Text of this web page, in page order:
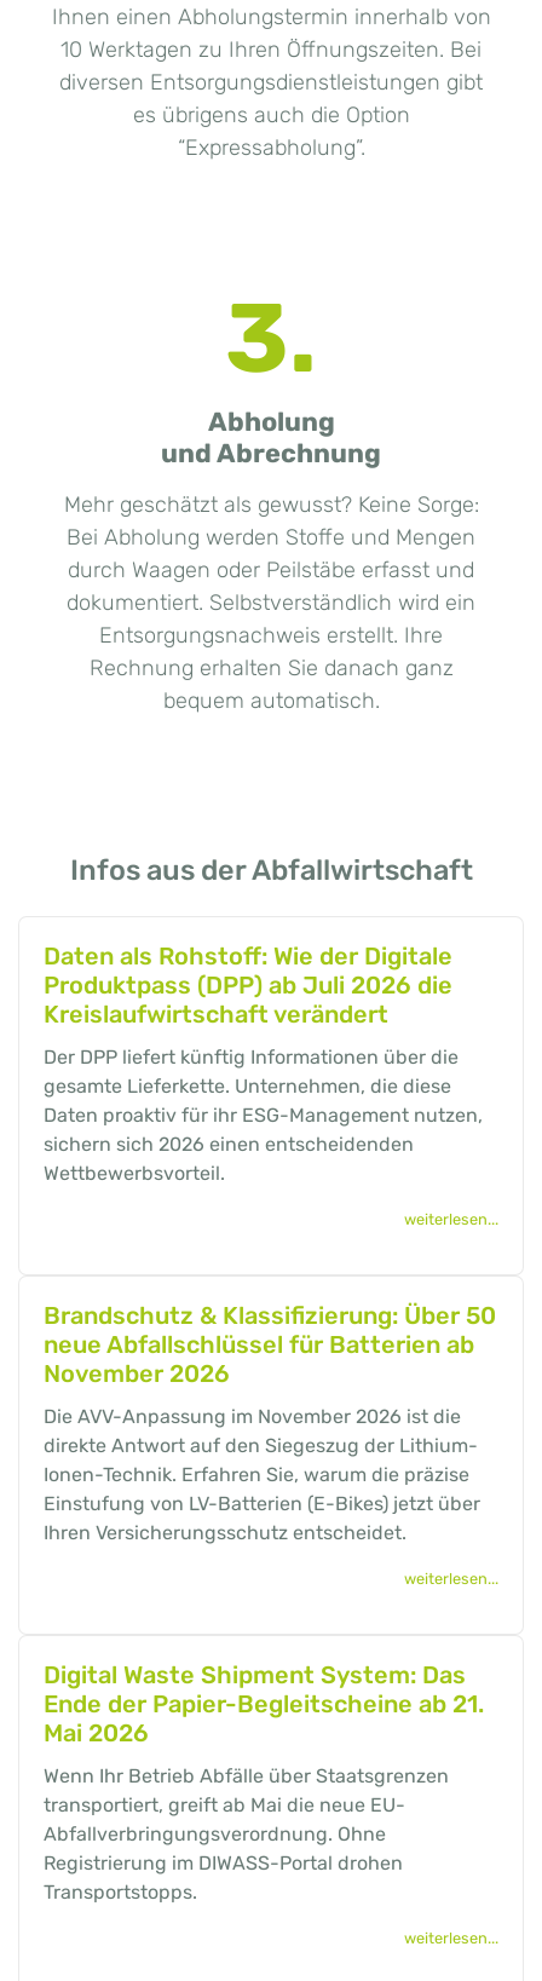
Ihnen einen Abholungstermin innerhalb von
10 Werktagen zu Ihren Öffnungszeiten. Bei
diversen Entsorgungsdienstleistungen gibt
es übrigens auch die Option
“Expressabholung”.
3.
Abholung
und Abrechnung
Mehr geschätzt als gewusst? Keine Sorge:
Bei Abholung werden Stoffe und Mengen
durch Waagen oder Peilstäbe erfasst und
dokumentiert. Selbstverständlich wird ein
Entsorgungsnachweis erstellt. Ihre
Rechnung erhalten Sie danach ganz
bequem automatisch.
Infos aus der Abfallwirtschaft
Daten als Rohstoff: Wie der Digitale
Produktpass (DPP) ab Juli 2026 die
Kreislaufwirtschaft verändert
Der DPP liefert künftig Informationen über die
gesamte Lieferkette. Unternehmen, die diese
Daten proaktiv für ihr ESG-Management nutzen,
sichern sich 2026 einen entscheidenden
Wettbewerbsvorteil.
weiterlesen...
Brandschutz & Klassifizierung: Über 50
neue Abfallschlüssel für Batterien ab
November 2026
Die AVV-Anpassung im November 2026 ist die
direkte Antwort auf den Siegeszug der Lithium-
Ionen-Technik. Erfahren Sie, warum die präzise
Einstufung von LV-Batterien (E-Bikes) jetzt über
Ihren Versicherungsschutz entscheidet.
weiterlesen...
Digital Waste Shipment System: Das
Ende der Papier-Begleitscheine ab 21.
Mai 2026
Wenn Ihr Betrieb Abfälle über Staatsgrenzen
transportiert, greift ab Mai die neue EU-
Abfallverbringungsverordnung. Ohne
Registrierung im DIWASS-Portal drohen
Transportstopps.
weiterlesen...